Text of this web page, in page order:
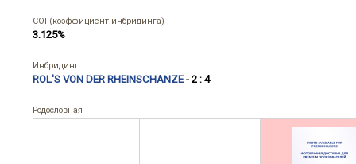
COI (коэффициент инбридинга)
3.125%
Инбридинг
ROL'S VON DER RHEINSCHANZE- 2 : 4
Родословная